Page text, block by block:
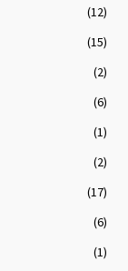
(12)
(15)
(2)
(6)
(1)
(2)
(17)
(6)
(1)